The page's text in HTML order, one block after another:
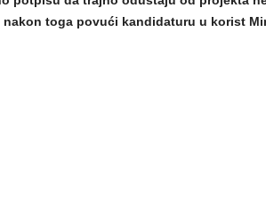
nakon toga povući kandidaturu u korist